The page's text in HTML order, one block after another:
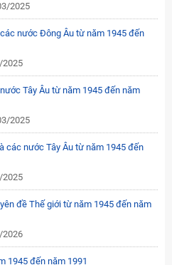
2025
nước Đông Âu từ năm 1945 đến
2025
Tây Âu từ năm 1945 đến năm
2025
các nước Tây Âu từ năm 1945 đến
2025
đề Thế giới từ năm 1945 đến năm
2026
1945 đến năm 1991